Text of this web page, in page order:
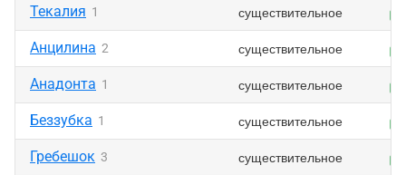
Текалия 1 существительное
Анцилина 2 существительное
Анадонта 1 существительное
Беззубка 1 существительное
Гребешок 3 существительное